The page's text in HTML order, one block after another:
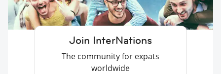
Join InterNations
The community for expats
worldwide